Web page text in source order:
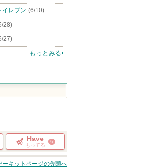
イレブン (6/10)
28)
27)
もっとみる
Have
もってる
6
ーキット ページの先頭へ